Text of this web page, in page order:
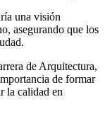
una visión
asegurando que los
de Arquitectura,
de formar
la calidad en